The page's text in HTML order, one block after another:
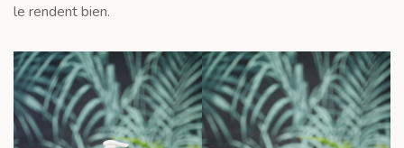
le rendent bien.